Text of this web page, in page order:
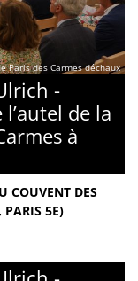
Paris des Carmes déchaux
-
de la
à
COUVENT DES
PARIS 5E)